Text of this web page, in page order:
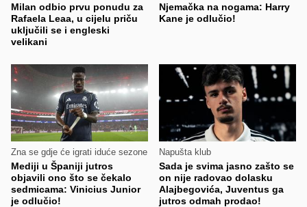
Milan odbio prvu ponudu za
Rafaela Leaa, u cijelu priču
uključili se i engleski
velikani
Njemačka na nogama: Harry
Kane je odlučio!
Zna se gdje će igrati iduće sezone
Mediji u Španiji jutros
objavili ono što se čekalo
sedmicama: Vinicius Junior
je odlučio!
Napušta klub
Sada je svima jasno zašto se
on nije radovao dolasku
Alajbegovića, Juventus ga
jutros odmah prodao!